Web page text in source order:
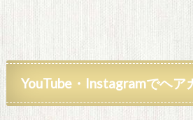
YouTube ・Instagramでヘア